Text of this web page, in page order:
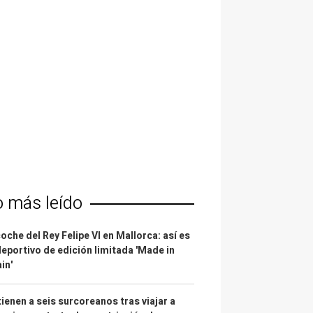
más leído
del Rey Felipe VI en Mallorca: así es
de edición limitada 'Made in
a seis surcoreanos tras viajar a